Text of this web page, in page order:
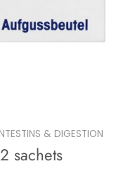
& DIGESTION
sachets